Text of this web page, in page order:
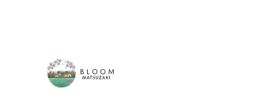
BLOOM MATSUZAKI